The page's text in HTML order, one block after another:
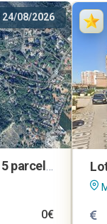
24/08/2026
0€